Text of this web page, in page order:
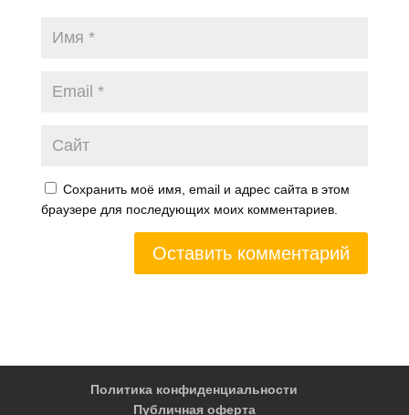
Сохранить моё имя, email и адрес сайта в этом
браузере для последующих моих комментариев.
Политика конфиденциальности
Публичная оферта